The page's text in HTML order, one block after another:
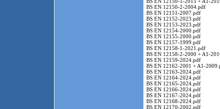
BS EN 12150-2-2004.pdf
BS EN 12151-2007.pdf
BS EN 12152-2023.pdf
BS EN 12153-2023.pdf
BS EN 12154-2000.pdf
BS EN 12155-2000.pdf
BS EN 12157-1999.pdf
BS EN 12158-1-2021.pdf
BS EN 12158-2-2000 + A1-
BS EN 12159-2024.pdf
BS EN 12162-2001 + A1-
BS EN 12163-2024.pdf
BS EN 12164-2024.pdf
BS EN 12165-2024.pdf
BS EN 12166-2024.pdf
BS EN 12167-2024.pdf
BS EN 12168-2024.pdf
BS EN 12170-2002.pdf